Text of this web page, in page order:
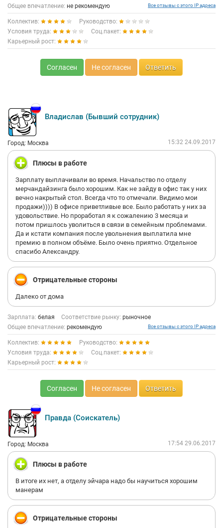
Общее впечатление: не рекомендую Все отзывы с этого IP адреса
Коллектив:
Руководство:
Условия труда:
Соц.пакет:
Карьерный рост:
Согласен Не согласен Ответить
Владислав (Бывший сотрудник)
Город: Москва 15:32 24.09.2017
Плюсы в работе
Зарплату выплачивали во время. Начальство по отделу
мерчандайзинга было хорошим. Как не зайду в офис так у них
вечно накрытый стол. Всегда что то отмечали. Видимо мои
продажи)))) В офисе приветливые все. Было работать у них за
удовольствие. Но проработал я к сожалению 3 месяца и
потом пришлось уволиться в связи в семейным проблемами.
Да и кстати компания после увольнения выплатила мне
премию в полном объёме. Было очень приятно. Отдельное
спасибо Александру.
Отрицательные стороны
Далеко от дома
Зарплата: белая Соответствие рынку: рыночное
Общее впечатление: рекомендую Все отзывы с этого IP адреса
Коллектив:
Руководство:
Условия труда:
Соц.пакет:
Карьерный рост:
Согласен Не согласен Ответить
Правда (Соискатель)
Город: Москва 17:54 29.06.2017
Плюсы в работе
В итоге их нет, а отделу эйчара надо бы научиться хорошим
манерам
Отрицательные стороны